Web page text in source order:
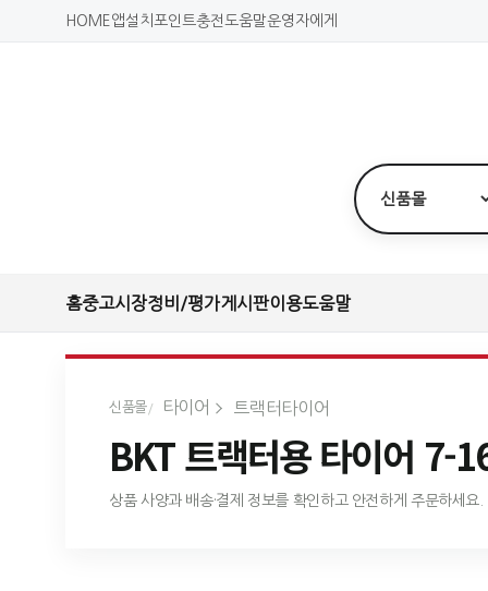
HOME 앱설치 포인트충전도움말운영자에게
홈중고시장정비/평가게시판이용도움말
신품몰 타이어 트랙터타이어
BKT 트랙터용 타이어 7-
상품 사양과 배송·결제 정보를 확인하고 안전하게 주문하세요.